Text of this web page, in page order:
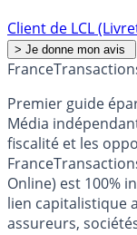
Client de LCL
France
Premier guide
Média
fiscalité et les
Online) est 100%
lien capitalistique
assureurs,